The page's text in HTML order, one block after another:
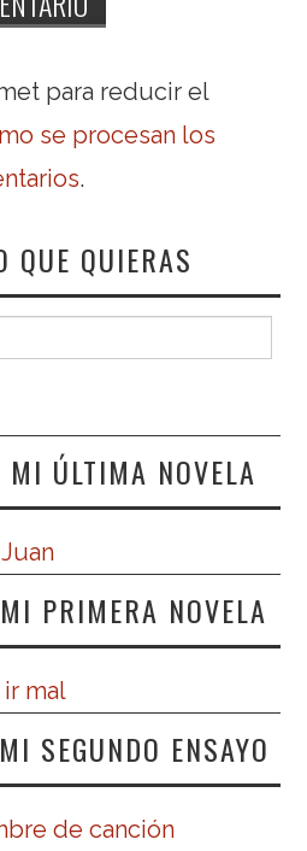
para reducir el
se procesan los
.
QUE QUIERAS
MI ÚLTIMA NOVELA
PRIMERA NOVELA
SEGUNDO ENSAYO